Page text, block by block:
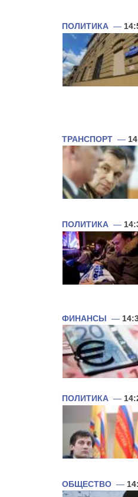
ПОЛИТИКА —
ТРАНСПОРТ —
ПОЛИТИКА —
ФИНАНСЫ —
ПОЛИТИКА —
ОБЩЕСТВО —